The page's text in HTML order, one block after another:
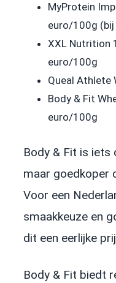
MyProtein
euro/100g (bij
XXL Nutrition
euro/100g
Queal Athlete
Body & Fit
euro/100g
Body & Fit is iets
maar goedkoper
Voor een
smaakkeuze en
dit een eerlijke
Body & Fit biedt